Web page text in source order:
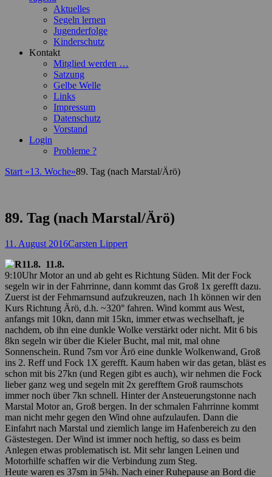
Aktuelles
Segeln lernen
Jugenderfolge
Kinderschutz
Kontakt
Mitglied werden …
Satzung
Gelbe Welle
Links
Impressum
Datenschutz
Vorstand
Login
Probleme ?
Start »13. Woche»89. Tag (nach Marstal/Ärö)
89. Tag (nach Marstal/Ärö)
Posted
11. August 2016Autor
Carsten Lippert
11.8.
9:10Uhr Motor an und ab geht es Richtung Süden. Mit der Fock
segeln wir in der Fahrrinne, dann kommt das Groß 1x gerefft dazu.
Zuerst ist der Fehmarnsund aufzukreuzen, nach 1h können wir den
Kurs Richtung Ärö, d.h. ~320° fahren. Wind kommt aus West,
anfangs mit 10kn, dann mit 15kn, immer etwas wechselhaft, je
nachdem, ob ihn eine dunkle Wolke verstärkt oder nicht. Mit 6 bis
8kn segeln wir über die Kieler Bucht, mal mit, mal ohne
Sonnenschein. Rund 7sm vor Ärö eine dunkle Wolkenwand, Groß
ins 2. Reff und Fock 1X gerefft. Kaum haben wir das getan, bläst es
schon mit bis 27kn (und Regen gibt es auch), wir nehmen die Fock
lieber ganz weg und segeln mit 2x gerefftem Groß raumschots
immer noch über 7kn schnell. Hinter der Ansteuerungstonne nach
Marstal Motor an, Groß bergen. In der schmalen Fahrrinne kommt
man nicht mehr gegen den Wind ohne aufzulaufen. Dann die
Einfahrt nach Marstal und ziemlich lange im Hafenbereich zu den
Gästestegen. Der Wind ist immer noch heftig, so dass es beim
Anlegen etwas problematisch ist. Mit sehr langen Leinen und
Motorhilfe schaffen wir die Verbindung zum Steg.
Heute waren es 37sm in 5¾h. Nach einer Ruhepause an Bord die